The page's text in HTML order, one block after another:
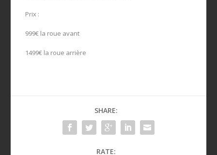
Prix :
999€ la roue avant
1499€ la roue arrière
SHARE:
RATE: